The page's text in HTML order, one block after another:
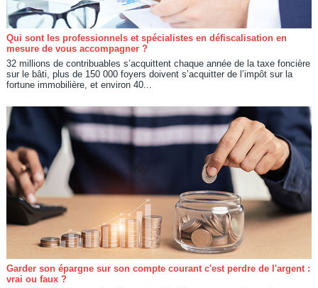
Qui sont les professionnels et spécialistes en défiscalisation en
mesure de vous accompagner ?
32 millions de contribuables s’acquittent chaque année de la taxe foncière
sur le bâti, plus de 150 000 foyers doivent s’acquitter de l’impôt sur la
fortune immobilière, et environ 40...
Garder son épargne sur son compte courant c'est perdre de l'argent :
vrai ou faux ?